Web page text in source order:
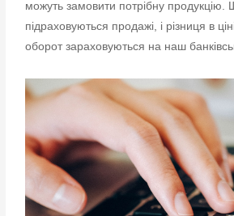
можуть замовити потрібну продукцію.
підраховуються продажі, і різниця в
оборот зараховуються на наш